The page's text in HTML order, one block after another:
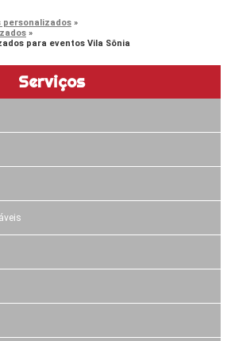
personalizados
para eventos Vila Sônia
Serviços